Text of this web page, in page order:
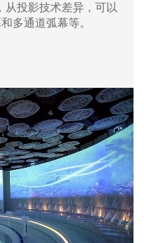
从投影技术差异，可以
多通道弧幕等。